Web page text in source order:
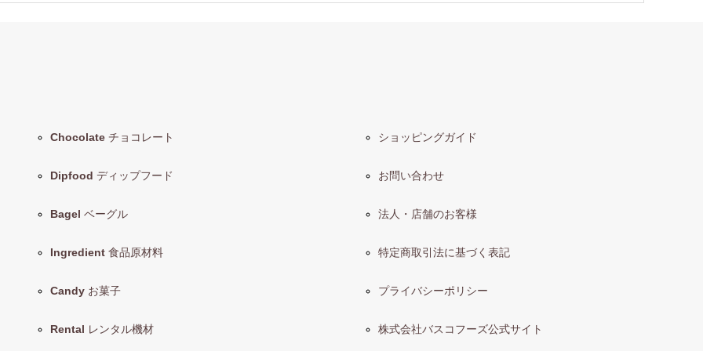
Chocolateチョコレート
Dipfood ディップフード
Bagel ベーグル
Ingredient食品原材料
Candyお菓子
Rental レンタル機材
ショッピングガイド
お問い合わせ
法人・店舗のお客様
特定商取引法に基づく表記
プライバシーポリシー
株式会社バスコフーズ公式サイト